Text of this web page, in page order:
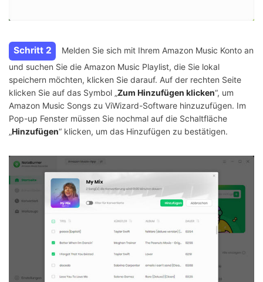
Schritt 2
Melden Sie sich mit Ihrem Amazon Music Konto an
und suchen Sie die Amazon Music Playlist, die Sie lokal
speichern möchten, klicken Sie darauf. Auf der rechten Seite
klicken Sie auf das Symbol „Zum Hinzufügen klicken“, um
Amazon Music Songs zu ViWizard-Software hinzuzufügen. Im
Pop-up Fenster müssen Sie nochmal auf die Schaltfläche
„Hinzufügen“ klicken, um das Hinzufügen zu bestätigen.